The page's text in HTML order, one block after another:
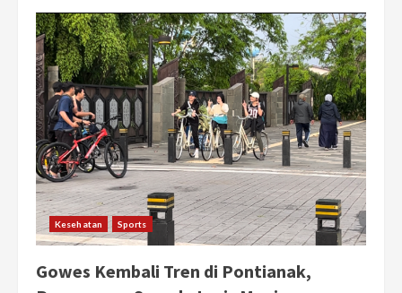
Laga
Krusial
Melawan
Irak,
Kapten
Timnas
Indonesia
Jay
Idzes
Dikabarkan
Jadi
Target
Utama
Inter
Milan
untuk
Suksesi
Lini
Belakang
Kesehatan Sports
Gowes Kembali Tren di Pontianak,